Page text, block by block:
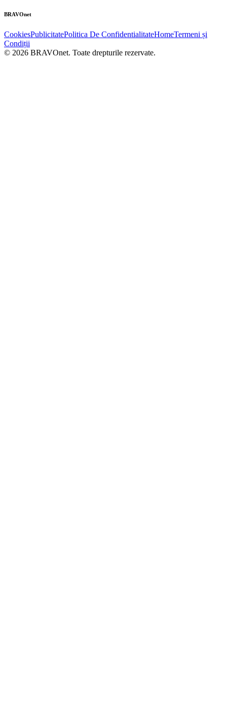
BRAVOnet
CookiesPublicitatePolitica De ConfidentialitateHomeTermeni și
Condiții
© 2026 BRAVOnet. Toate drepturile rezervate.